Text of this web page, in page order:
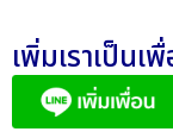
เพิ่มเราเป็น